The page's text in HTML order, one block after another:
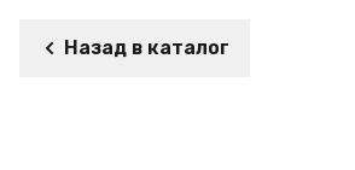
Назад в каталог